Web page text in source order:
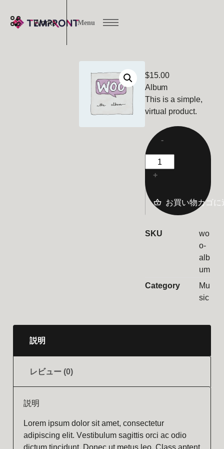
Works Menu
$15.00
Album
This is a simple,
virtual product.
-
+
お買い物カゴに
SKU
wo
o-
alb
um
Category
Mu
sic
説明
レビュー (0)
説明
Lorem ipsum dolor sit amet, consectetur
adipiscing elit. Vestibulum sagittis orci ac odio
dictum tincidunt. Donec ut metus leo. Class aptent